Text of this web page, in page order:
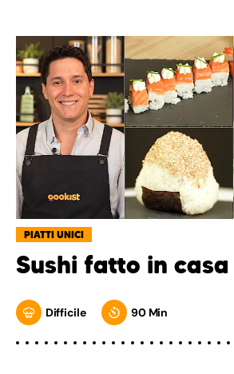
PIATTI UNICI
Sushi fatto in casa
Difficile 90 Min